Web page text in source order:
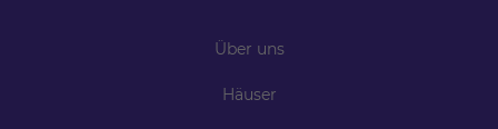
Über uns
Häuser